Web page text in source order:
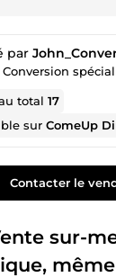
par
total17
surComeUp
Contacter le
sur-